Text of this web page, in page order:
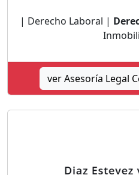
| Derecho Laboral |
ver Asesoría Legal